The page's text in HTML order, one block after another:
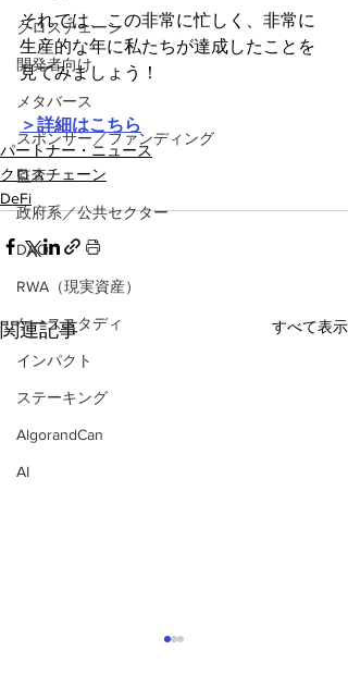
クロスチェーン
開発者向け
メタバース
スポンサー／ファンディング
監査
政府系／公共セクター
DAO
RWA（現実資産）
ケーススタディ
インパクト
ステーキング
AlgorandCan
AI
それでは、この非常に忙しく、非常に
生産的な年に私たちが達成したことを
見てみましょう！
＞詳細はこちら
パートナー・ニュース
クロスチェーン
DeFi
関連記事 すべて表示